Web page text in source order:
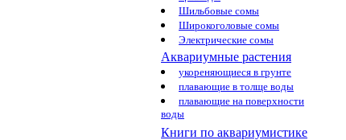
Шильбовые сомы
Широкоголовые сомы
Электрические сомы
Аквариумные растения
укореняющиеся в грунте
плавающие в толще воды
плавающие на поверхности
воды
Книги по аквариумистике